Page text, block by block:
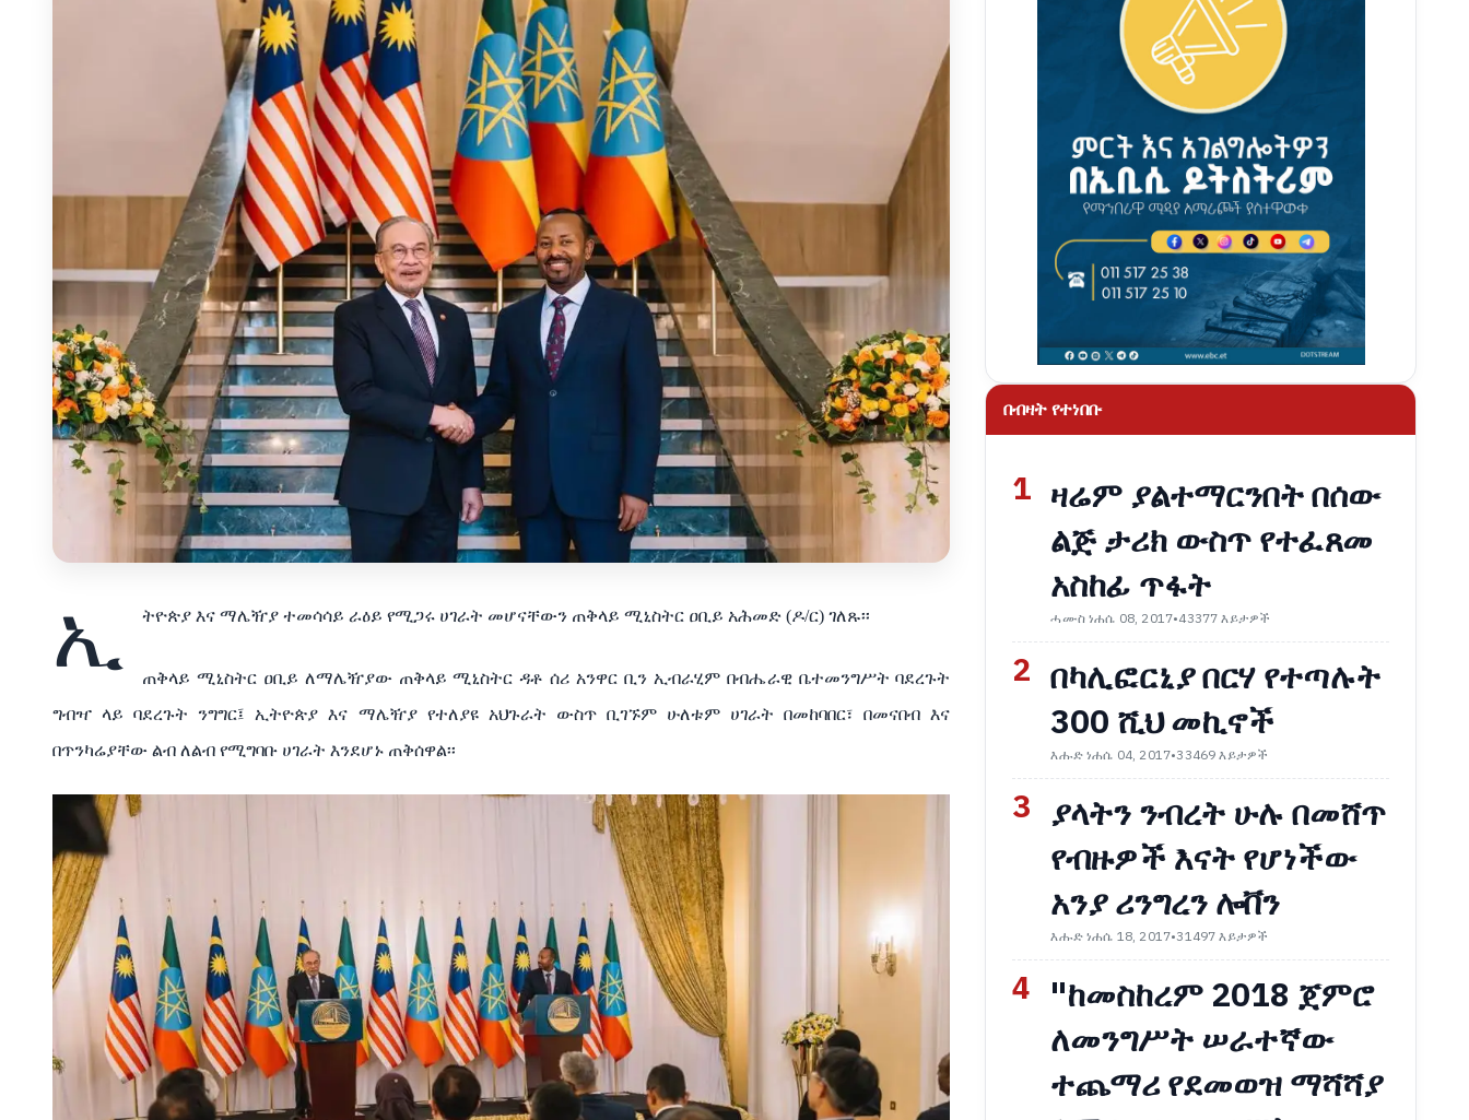
ኢ ትዮጵያ እና ማሌዥያ ተመሳሳይ ራዕይ የሚጋሩ ሀገራት መሆናቸውን ጠቅላይ ሚኒስትር ዐቢይ አሕመድ (ዶ/ር) ገለጹ፡፡
ጠቅላይ ሚኒስትር ዐቢይ ለማሌዥያው ጠቅላይ ሚኒስትር ዳቶ ሰሪ አንዋር ቢን ኢብራሂም በብሔራዊ ቤተመንግሥት ባደረጉት
ግብዣ ላይ ባደረጉት ንግግር፤ ኢትዮጵያ እና ማሌዥያ የተለያዩ አህጉራት ውስጥ ቢገኙም ሁለቱም ሀገራት በመከባበር፣ በመናበብ እና
በጥንካሬያቸው ልብ ለልብ የሚግባቡ ሀገራት እንደሆኑ ጠቅሰዋል፡፡
በብዛት የተነበቡ
1 ዛሬም ያልተማርንበት በሰው
ልጅ ታሪክ ውስጥ የተፈጸመ
አስከፊ ጥፋት
ሓሙስ ነሐሴ 08, 2017•43377 እይታዎች
2 በካሊፎርኒያ በርሃ የተጣሉት
300 ሺህ መኪኖች
እሑድ ነሐሴ 04, 2017•33469 እይታዎች
3 ያላትን ንብረት ሁሉ በመሸጥ
የብዙዎች እናት የሆነችው
አንያ ሪንግረን ሎቨን
እሑድ ነሐሴ 18, 2017•31497 እይታዎች
4 "ከመስከረም 2018 ጀምሮ
ለመንግሥት ሠራተኛው
ተጨማሪ የደመወዝ ማሻሻያ